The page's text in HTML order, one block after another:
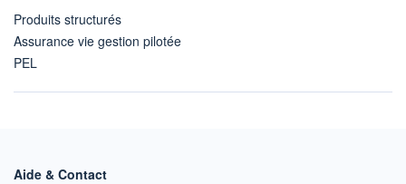
Produits structurés
Assurance vie gestion pilotée
PEL
Aide & Contact